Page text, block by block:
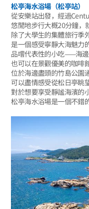
松亭海水浴場（松亭站）
從安樂站出發，經過
悠閒地步行大概20分鐘，
除了大學生的集體旅行季
是一個感受寧靜大海魅力
品嚐代表性的小吃——海邊
也可以在景觀優美的咖啡
位於海邊盡頭的竹島公園
可以盡情感受從松日亭眺
對於想要享受靜謐海濱的
松亭海水浴場是一個不錯